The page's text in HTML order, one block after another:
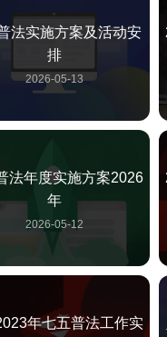
法实施方案及活动安
排
2026-05-13
法年度实施方案2026
年
2026-05-12
年七五普法工作实